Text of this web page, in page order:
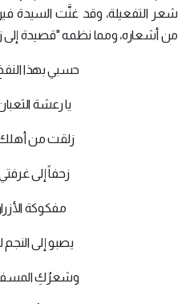
شعر التفعيلة، وقد غنَّت السيدة
من أشعاره، ومما نظمه "قصيدة إلى
حسبي بهذا
يا رعشة
زلقت من
زحفاً إلى
مفكوكة
يصبو إلى
وشعرُكِ